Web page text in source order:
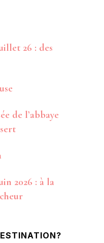
26 : des
de l’abbaye
2026 : à la